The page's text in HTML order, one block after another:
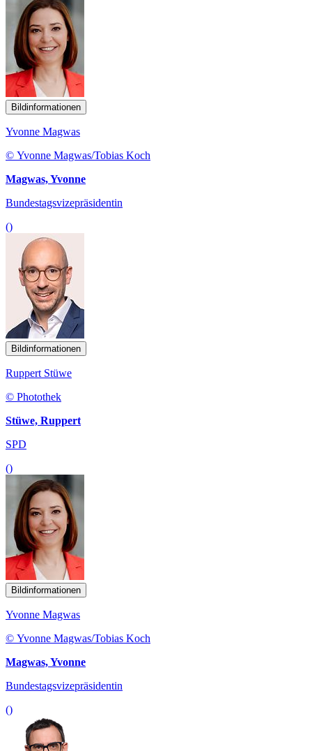
Bildinformationen
Yvonne Magwas
© Yvonne Magwas/Tobias Koch
Magwas, Yvonne
Bundestagsvizepräsidentin
()
Bildinformationen
Ruppert Stüwe
© Photothek
Stüwe, Ruppert
SPD
()
Bildinformationen
Yvonne Magwas
© Yvonne Magwas/Tobias Koch
Magwas, Yvonne
Bundestagsvizepräsidentin
()